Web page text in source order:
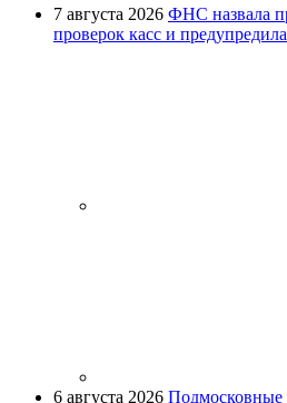
7 августа 2026 ФНС назвала
проверок касс и
6 августа 2026 Подмосковные